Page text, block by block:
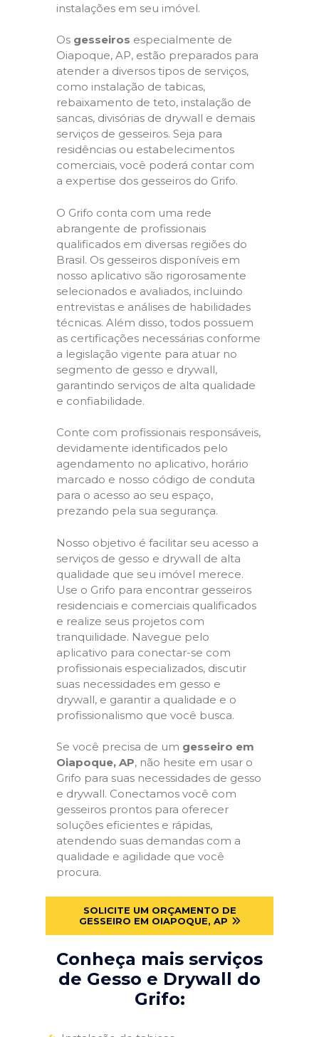
instalações em seu imóvel.
Os gesseiros especialmente de
Oiapoque, AP, estão preparados para
atender a diversos tipos de serviços,
como instalação de tabicas,
rebaixamento de teto, instalação de
sancas, divisórias de drywall e demais
serviços de gesseiros. Seja para
residências ou estabelecimentos
comerciais, você poderá contar com
a expertise dos gesseiros do Grifo.
O Grifo conta com uma rede
abrangente de profissionais
qualificados em diversas regiões do
Brasil. Os gesseiros disponíveis em
nosso aplicativo são rigorosamente
selecionados e avaliados, incluindo
entrevistas e análises de habilidades
técnicas. Além disso, todos possuem
as certificações necessárias conforme
a legislação vigente para atuar no
segmento de gesso e drywall,
garantindo serviços de alta qualidade
e confiabilidade.
Conte com profissionais responsáveis,
devidamente identificados pelo
agendamento no aplicativo, horário
marcado e nosso código de conduta
para o acesso ao seu espaço,
prezando pela sua segurança.
Nosso objetivo é facilitar seu acesso a
serviços de gesso e drywall de alta
qualidade que seu imóvel merece.
Use o Grifo para encontrar gesseiros
residenciais e comerciais qualificados
e realize seus projetos com
tranquilidade. Navegue pelo
aplicativo para conectar-se com
profissionais especializados, discutir
suas necessidades em gesso e
drywall, e garantir a qualidade e o
profissionalismo que você busca.
Se você precisa de um gesseiro em
Oiapoque, AP, não hesite em usar o
Grifo para suas necessidades de gesso
e drywall. Conectamos você com
gesseiros prontos para oferecer
soluções eficientes e rápidas,
atendendo suas demandas com a
qualidade e agilidade que você
procura.
SOLICITE UM ORÇAMENTO DE
GESSEIRO EM OIAPOQUE, AP
Conheça mais serviços
de Gesso e Drywall do
Grifo: